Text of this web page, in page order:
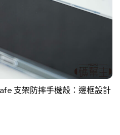
支架防摔手機殼：邊框設計